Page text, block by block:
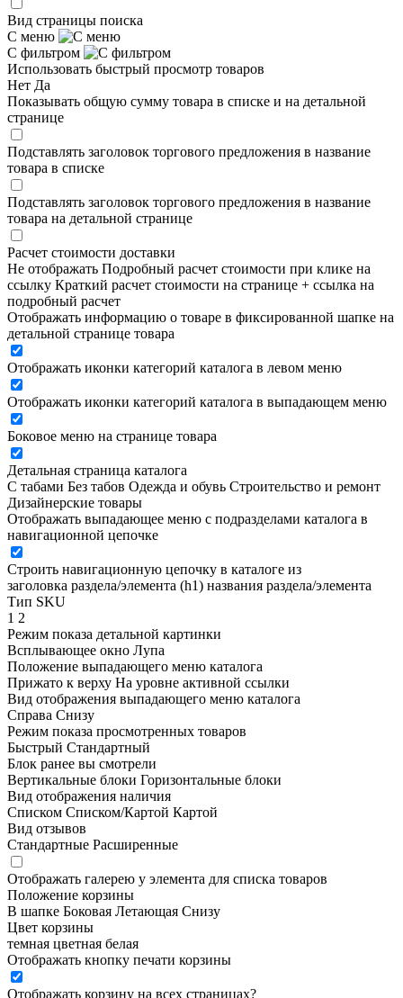
Вид страницы поиска
С меню
С фильтром
Использовать быстрый просмотр товаров
Нет Да
Показывать общую сумму товара в списке и на детальной
странице
Подставлять заголовок торгового предложения в название
товара в списке
Подставлять заголовок торгового предложения в название
товара на детальной странице
Расчет стоимости доставки
Не отображать Подробный расчет стоимости при клике на
ссылку Краткий расчет стоимости на странице + ссылка на
подробный расчет
Отображать информацию о товаре в фиксированной шапке на
детальной странице товара
Отображать иконки категорий каталога в левом меню
Отображать иконки категорий каталога в выпадающем меню
Боковое меню на странице товара
Детальная страница каталога
С табами Без табов Одежда и обувь Строительство и ремонт
Дизайнерские товары
Отображать выпадающее меню с подразделами каталога в
навигационной цепочке
Строить навигационную цепочку в каталоге из
заголовка раздела/элемента (h1) названия раздела/элемента
Тип SKU
1 2
Режим показа детальной картинки
Всплывающее окно Лупа
Положение выпадающего меню каталога
Прижато к верху На уровне активной ссылки
Вид отображения выпадающего меню каталога
Справа Снизу
Режим показа просмотренных товаров
Быстрый Стандартный
Блок ранее вы смотрели
Вертикальные блоки Горизонтальные блоки
Вид отображения наличия
Списком Списком/Картой Картой
Вид отзывов
Стандартные Расширенные
Отображать галерею у элемента для списка товаров
Положение корзины
В шапке Боковая Летающая Снизу
Цвет корзины
темная цветная белая
Отображать кнопку печати корзины
Отображать корзину на всех страницах?